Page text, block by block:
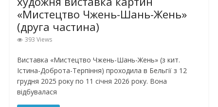
«Мистецтво Чжень-Шань-Жень»
(друга частина)
393 Views
Виставка «Мистецтво Чжень-Шань-Жень» (з кит.
Істина-Доброта-Терпіння) проходила в Бельгії з 12
грудня 2025 року по 11 січня 2026 року. Вона
відбувалася